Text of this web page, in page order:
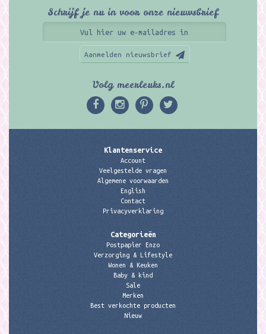
Schrijf je nu in voor onze nieuwsbrief
Aanmelden nieuwsbrief
Volg meerleuks.nl
Klantenservice
Account
Veelgestelde vragen
Algemene voorwaarden
English
Contact
Privacyverklaring
Categorieën
Postpapier Enzo
Verzorging & Lifestyle
Wonen & Keuken
Baby & kind
Sale
Merken
Best verkochte producten
Nieuw